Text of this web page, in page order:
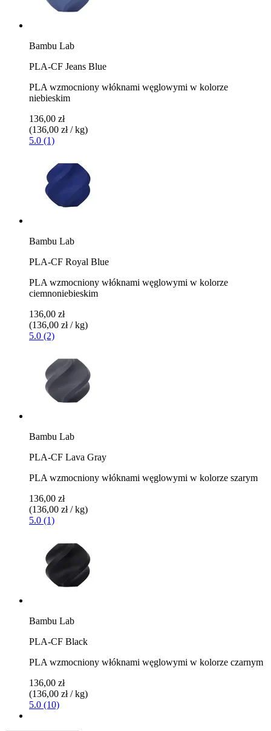
Bambu Lab
PLA-CF Jeans Blue
PLA wzmocniony włóknami węglowymi w kolorze
niebieskim
136,00 zł
(136,00 zł / kg)
5.0 (1)
Bambu Lab
PLA-CF Royal Blue
PLA wzmocniony włóknami węglowymi w kolorze
ciemnoniebieskim
136,00 zł
(136,00 zł / kg)
5.0 (2)
Bambu Lab
PLA-CF Lava Gray
PLA wzmocniony włóknami węglowymi w kolorze szarym
136,00 zł
(136,00 zł / kg)
5.0 (1)
Bambu Lab
PLA-CF Black
PLA wzmocniony włóknami węglowymi w kolorze czarnym
136,00 zł
(136,00 zł / kg)
5.0 (10)